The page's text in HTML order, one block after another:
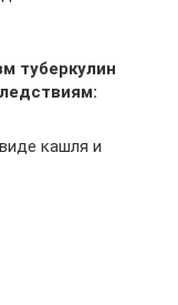
туберкулин
кашля и